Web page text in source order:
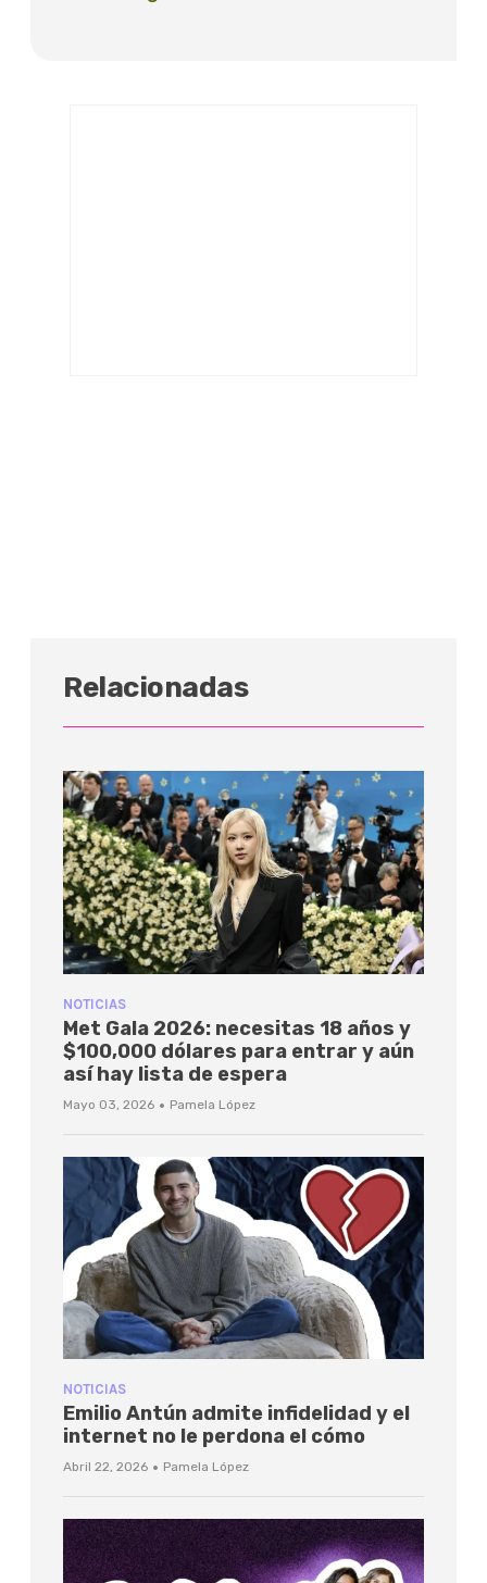
Relacionadas
NOTICIAS
Met Gala 2026: necesitas 18 años y
$100,000 dólares para entrar y aún
así hay lista de espera
Mayo 03, 2026 · Pamela López
NOTICIAS
Emilio Antún admite infidelidad y el
internet no le perdona el cómo
Abril 22, 2026 · Pamela López